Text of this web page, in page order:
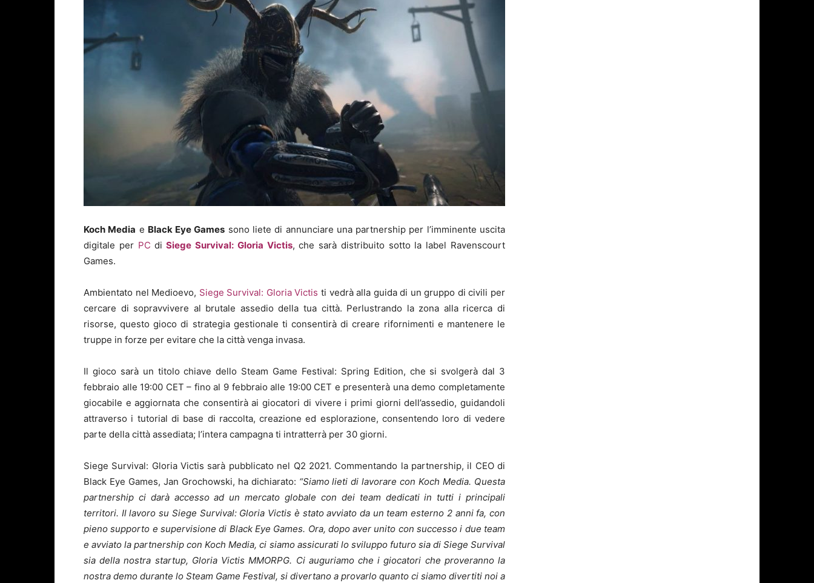
Koch Media e Black Eye Games sono liete di annunciare una partnership per l’imminente uscita
digitale per PC di Siege Survival: Gloria Victis, che sarà distribuito sotto la label Ravenscourt
Games.
Ambientato nel Medioevo, Siege Survival: Gloria Victis ti vedrà alla guida di un gruppo di civili per
cercare di sopravvivere al brutale assedio della tua città. Perlustrando la zona alla ricerca di
risorse, questo gioco di strategia gestionale ti consentirà di creare rifornimenti e mantenere le
truppe in forze per evitare che la città venga invasa.
Il gioco sarà un titolo chiave dello Steam Game Festival: Spring Edition, che si svolgerà dal 3
febbraio alle 19:00 CET – fino al 9 febbraio alle 19:00 CET e presenterà una demo completamente
giocabile e aggiornata che consentirà ai giocatori di vivere i primi giorni dell’assedio, guidandoli
attraverso i tutorial di base di raccolta, creazione ed esplorazione, consentendo loro di vedere
parte della città assediata; l’intera campagna ti intratterrà per 30 giorni.
Siege Survival: Gloria Victis sarà pubblicato nel Q2 2021. Commentando la partnership, il CEO di
Black Eye Games, Jan Grochowski, ha dichiarato: “Siamo lieti di lavorare con Koch Media. Questa
partnership ci darà accesso ad un mercato globale con dei team dedicati in tutti i principali
territori. Il lavoro su Siege Survival: Gloria Victis è stato avviato da un team esterno 2 anni fa, con
pieno supporto e supervisione di Black Eye Games. Ora, dopo aver unito con successo i due team
e avviato la partnership con Koch Media, ci siamo assicurati lo sviluppo futuro sia di Siege Survival
sia della nostra startup, Gloria Victis MMORPG. Ci auguriamo che i giocatori che proveranno la
nostra demo durante lo Steam Game Festival, si divertano a provarlo quanto ci siamo divertiti noi a